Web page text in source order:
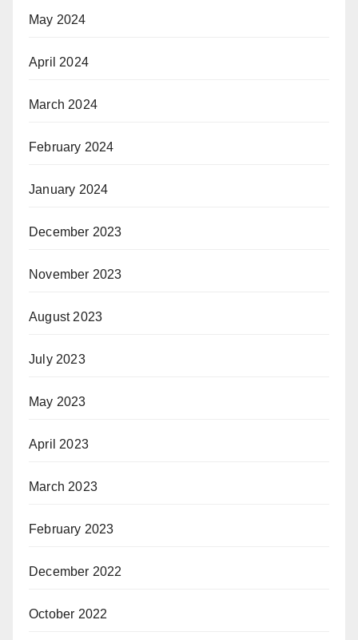
May 2024
April 2024
March 2024
February 2024
January 2024
December 2023
November 2023
August 2023
July 2023
May 2023
April 2023
March 2023
February 2023
December 2022
October 2022